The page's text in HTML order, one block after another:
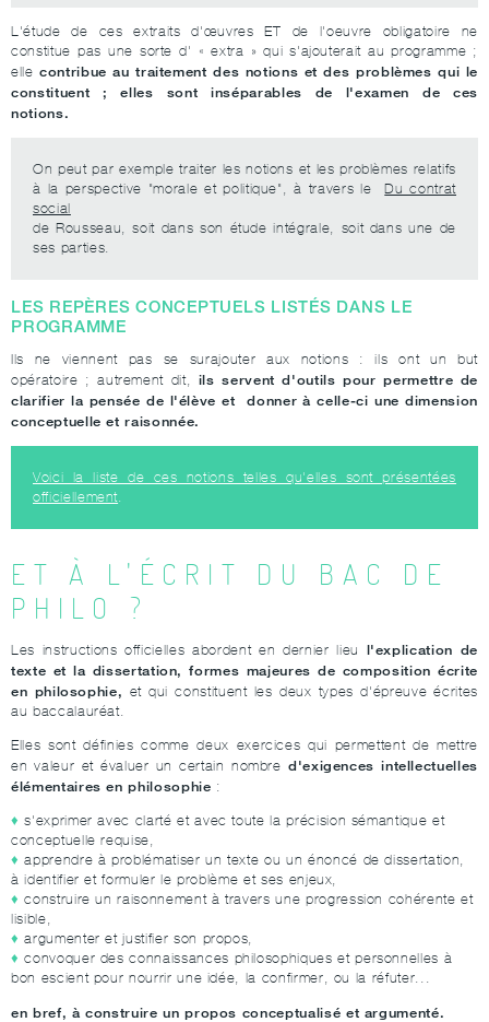
L'étude de ces extraits d'œuvres ET de l'oeuvre obligatoire ne
constitue pas une sorte d' « extra » qui s'ajouterait au programme ;
ellecontribue au traitement des notions et des problèmes qui le
constituent ; elles sont inséparables de l'examen de ces
notions.
On peut par exemple traiter les notions et les problèmes relatifs
à la perspective "morale et politique", à travers le
Du contrat
social
de Rousseau, soit dans son étude intégrale, soit dans une de
ses parties.
LES REPÈRES CONCEPTUELS LISTÉS DANS LE
PROGRAMME
Ils ne viennent pas se surajouter aux notions : ils ont un but
opératoire ; autrement dit, ils servent d'outils pour permettre de
clarifier la pensée de l'élève et donner à celle-ci une dimension
conceptuelle et raisonnée.
Voici la liste de ces notions telles qu'elles sont présentées
officiellement
ET À L'ÉCRIT DU BAC DE
PHILO ?
Les instructions officielles abordent en dernier lieu l'explication de
texte et la dissertation, formes majeures de composition écrite
en philosophie, et qui constituent les deux types d'épreuve écrites
au baccalauréat.
Elles sont définies comme deux exercices qui permettent de mettre
en valeur et évaluer un certain nombre d'exigences intellectuelles
élémentaires en philosophie :
s'exprimer avec clarté et avec toute la précision sémantique et
conceptuelle requise,
apprendre à problématiser un texte ou un énoncé de dissertation,
à identifier et formuler le problème et ses enjeux,
construire un raisonnement à travers une progression cohérente et
lisible,
argumenter et justifier son propos,
convoquer des connaissances philosophiques et personnelles à
bon escient pour nourrir une idée, la confirmer, ou la réfuter...
en bref, à construire un propos conceptualisé et argumenté.